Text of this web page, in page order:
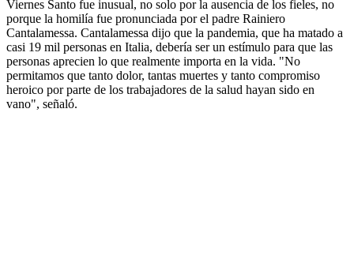
Viernes Santo fue inusual, no solo por la ausencia de los fieles, no
porque la homilía fue pronunciada por el padre Rainiero
Cantalamessa. Cantalamessa dijo que la pandemia, que ha matado a
casi 19 mil personas en Italia, debería ser un estímulo para que las
personas aprecien lo que realmente importa en la vida. "No
permitamos que tanto dolor, tantas muertes y tanto compromiso
heroico por parte de los trabajadores de la salud hayan sido en
vano", señaló.